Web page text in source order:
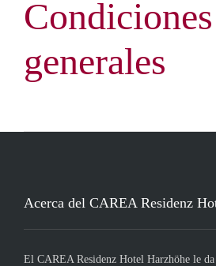
Condiciones
generales
Acerca del CAREA Residenz
El CAREA Residenz Hotel Harzhöhe le